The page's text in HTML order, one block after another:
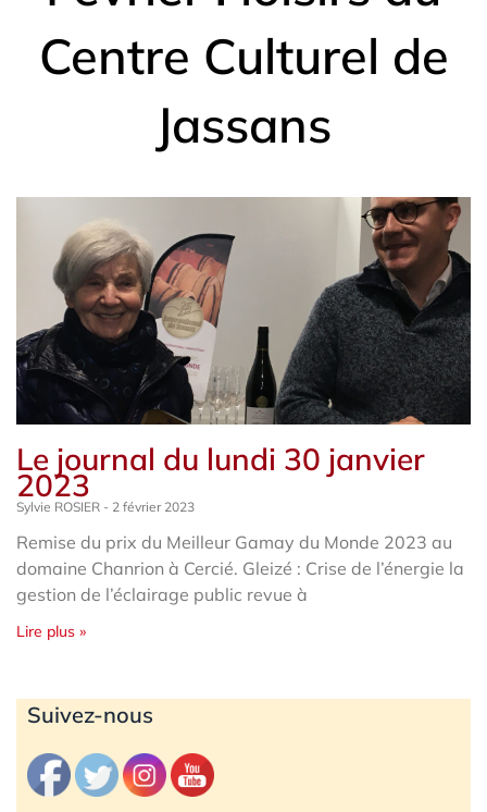
Centre Culturel de
Jassans
Le journal du lundi 30 janvier
2023
Sylvie ROSIER 2 février 2023
Remise du prix du Meilleur Gamay du Monde 2023 au
domaine Chanrion à Cercié. Gleizé : Crise de l’énergie la
gestion de l’éclairage public revue à
Lire plus »
Suivez-nous
Archives